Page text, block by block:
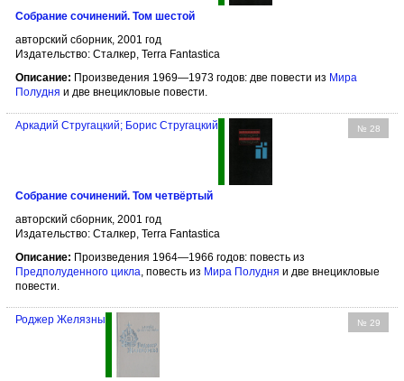
Собрание сочинений. Том шестой
авторский сборник, 2001 год
Издательство: Сталкер, Terra Fantastica
Описание: Произведения 1969—1973 годов: две повести из Мира
Полудня и две внецикловые повести.
№ 28
Аркадий Стругацкий; Борис Стругацкий
Собрание сочинений. Том четвёртый
авторский сборник, 2001 год
Издательство: Сталкер, Terra Fantastica
Описание: Произведения 1964—1966 годов: повесть из
Предполуденного цикла, повесть из Мира Полудня и две внецикловые
повести.
№ 29
Роджер Желязны